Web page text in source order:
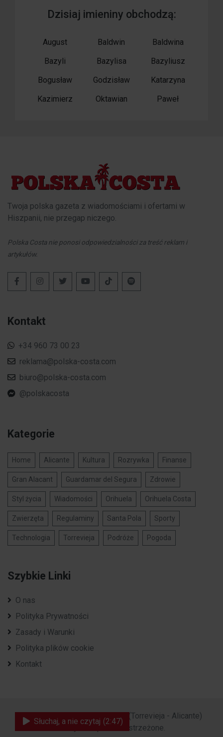
Dzisiaj imieniny obchodzą:
August Baldwin
Baldwina
Bazyli
Bazylisa
Bazyliusz
Bogusław
Godzisław
Katarzyna
Kazimierz
Oktawian Paweł
Twoja polska gazeta z wiadomościami i ofertami w
Hiszpanii, nie przegap niczego.
Polska Costa nie ponosi odpowiedzialności za treść reklam i
artykułów.
Kontakt
+34 960 73 00 23
reklama@polska-costa.com
biuro@polska-costa.com
@polskacosta
Kategorie
Home Alicante Kultura Rozrywka Finanse
Gran Alacant Guardamar del Segura Zdrowie
Styl życia Wiadomości Orihuela Orihuela Costa
Zwierzęta Regulaminy Santa Pola Sporty
Technologia Torrevieja Podróże Pogoda
Szybkie Linki
O nas
Polityka Prywatności
Zasady i Warunki
Polityka plików cookie
Kontakt
2023 - 2026 © Polska Costa
. (Torrevieja - Alicante)
Wszystkie prawa zastrzeżone.
Słuchaj, a nie czytaj (2:47)